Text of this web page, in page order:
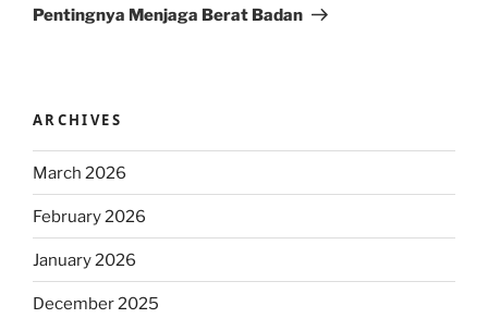
Pentingnya Menjaga Berat Badan
ARCHIVES
March 2026
February 2026
January 2026
December 2025